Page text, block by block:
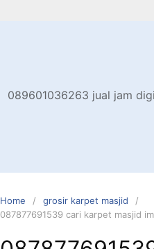
089601036263 jual jam
Home
grosir karpet masjid
087877691539 cari karpet masjid